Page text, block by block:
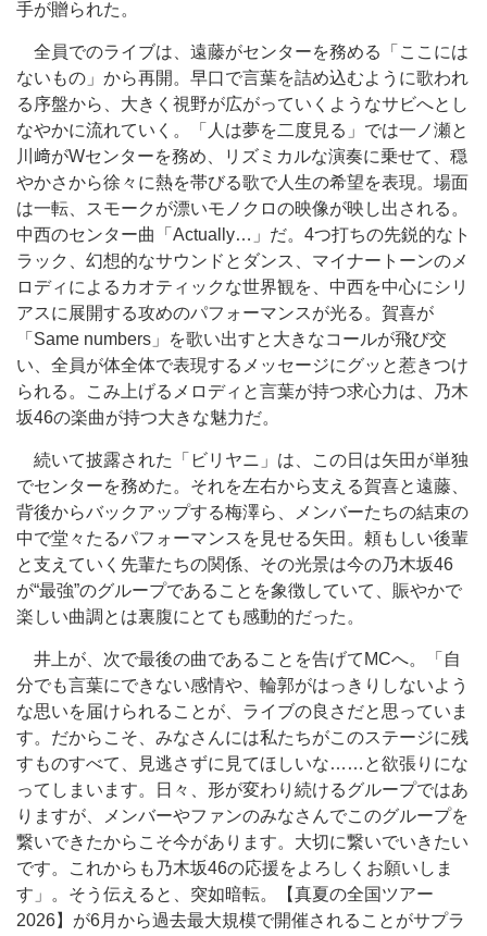
手が贈られた。
全員でのライブは、遠藤がセンターを務める「ここには
ないもの」から再開。早口で言葉を詰め込むように歌われ
る序盤から、大きく視野が広がっていくようなサビへとし
なやかに流れていく。「人は夢を二度見る」では一ノ瀬と
川﨑がWセンターを務め、リズミカルな演奏に乗せて、穏
やかさから徐々に熱を帯びる歌で人生の希望を表現。場面
は一転、スモークが漂いモノクロの映像が映し出される。
中西のセンター曲「Actually…」だ。4つ打ちの先鋭的なト
ラック、幻想的なサウンドとダンス、マイナートーンのメ
ロディによるカオティックな世界観を、中西を中心にシリ
アスに展開する攻めのパフォーマンスが光る。賀喜が
「Same numbers」を歌い出すと大きなコールが飛び交
い、全員が体全体で表現するメッセージにグッと惹きつけ
られる。こみ上げるメロディと言葉が持つ求心力は、乃木
坂46の楽曲が持つ大きな魅力だ。
続いて披露された「ビリヤニ」は、この日は矢田が単独
でセンターを務めた。それを左右から支える賀喜と遠藤、
背後からバックアップする梅澤ら、メンバーたちの結束の
中で堂々たるパフォーマンスを見せる矢田。頼もしい後輩
と支えていく先輩たちの関係、その光景は今の乃木坂46
が“最強”のグループであることを象徴していて、賑やかで
楽しい曲調とは裏腹にとても感動的だった。
井上が、次で最後の曲であることを告げてMCへ。「自
分でも言葉にできない感情や、輪郭がはっきりしないよう
な思いを届けられることが、ライブの良さだと思っていま
す。だからこそ、みなさんには私たちがこのステージに残
すものすべて、見逃さずに見てほしいな……と欲張りにな
ってしまいます。日々、形が変わり続けるグループではあ
りますが、メンバーやファンのみなさんでこのグループを
繋いできたからこそ今があります。大切に繋いでいきたい
です。これからも乃木坂46の応援をよろしくお願いしま
す」。そう伝えると、突如暗転。【真夏の全国ツアー
2026】が6月から過去最大規模で開催されることがサプラ